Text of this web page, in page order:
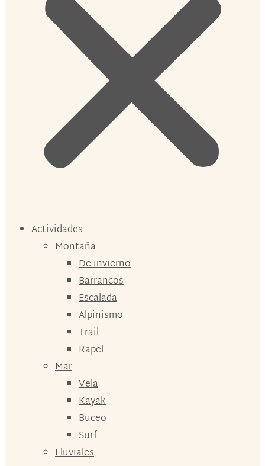
Actividades
Montaña
De invierno
Barrancos
Escalada
Alpinismo
Trail
Rapel
Mar
Vela
Kayak
Buceo
Surf
Fluviales